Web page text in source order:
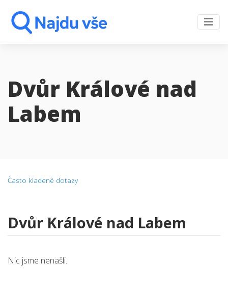
Dvůr Králové nad
Labem
Často kladené dotazy
Dvůr Králové nad Labem
Nic jsme nenašli.